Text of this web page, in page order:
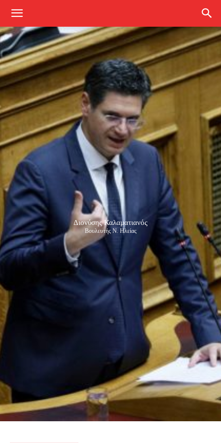
Διονύσης Καλαματιανός
Βουλευτής Ν. Ηλείας